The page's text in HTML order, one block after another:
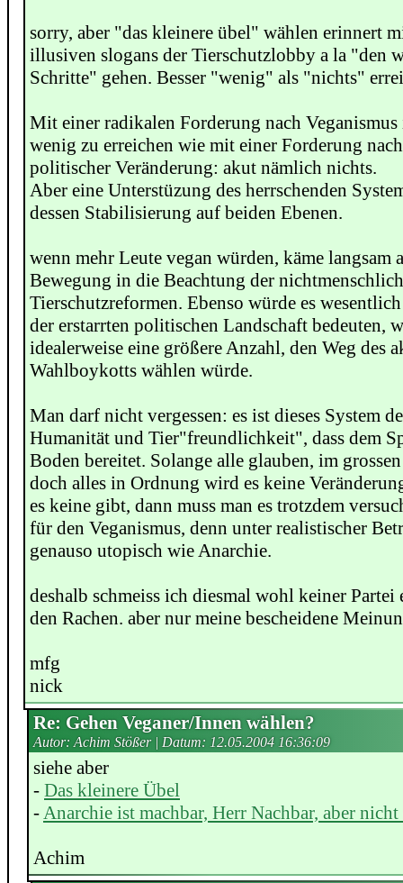
sorry, aber "das kleinere übel" wählen erinnert
illusiven slogans der Tierschutzlobby a la "den
Schritte" gehen. Besser "wenig" als "nichts"
Mit einer radikalen Forderung nach
wenig zu erreichen wie mit einer Forderung
politischer Veränderung: akut nämlich nichts.
Aber eine Unterstüzung des herrschenden
dessen Stabilisierung auf beiden Ebenen.
wenn mehr Leute vegan würden, käme langsam
Bewegung in die Beachtung der
Tierschutzreformen. Ebenso würde es
der erstarrten politischen Landschaft bedeuten,
idealerweise eine größere Anzahl, den Weg des
Wahlboykotts wählen würde.
Man darf nicht vergessen: es ist dieses System
Humanität und Tier"freundlichkeit", dass dem
Boden bereitet. Solange alle glauben, im
doch alles in Ordnung wird es keine
es keine gibt, dann muss man es trotzdem
für den Veganismus, denn unter realistischer
genauso utopisch wie Anarchie.
deshalb schmeiss ich diesmal wohl keiner Partei
den Rachen. aber nur meine bescheidene
mfg
nick
Re: Gehen Veganer/Innen wählen?
Autor: Achim Stößer | Datum: 12.05.2004 16:36:09
siehe aber
- Das kleinere Übel
-Anarchie ist machbar, Herr Nachbar, aber
Achim